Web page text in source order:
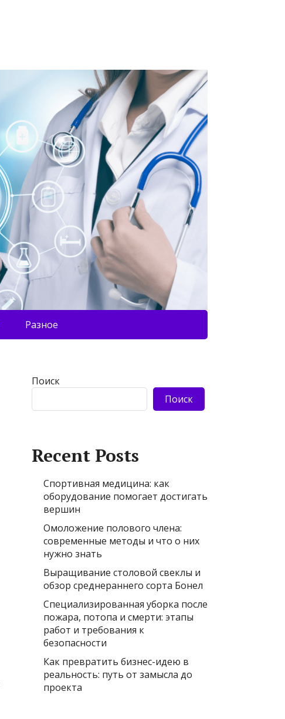
Разное
Поиск
Поиск
Recent Posts
Спортивная медицина: как
оборудование помогает достигать
вершин
Омоложение полового члена:
современные методы и что о них
нужно знать
Выращивание столовой свеклы и
обзор среднераннего сорта Бонел
Специализированная уборка после
пожара, потопа и смерти: этапы
работ и требования к
безопасности
Как превратить бизнес-идею в
реальность: путь от замысла до
проекта